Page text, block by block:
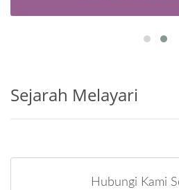
Sejarah Melayari
Hubungi Kami